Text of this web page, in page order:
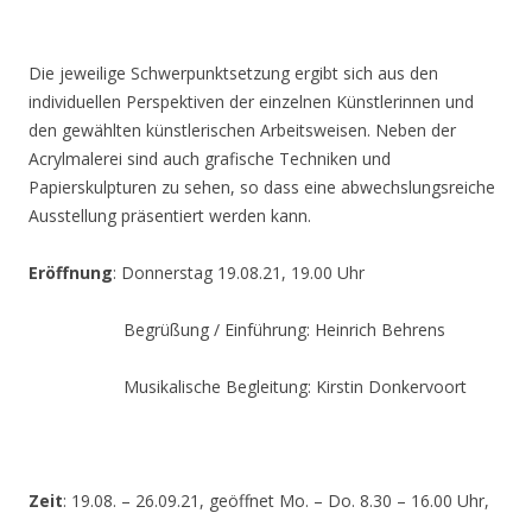
Die jeweilige Schwerpunktsetzung ergibt sich aus den
individuellen Perspektiven der einzelnen Künstlerinnen und
den gewählten künstlerischen Arbeitsweisen. Neben der
Acrylmalerei sind auch grafische Techniken und
Papierskulpturen zu sehen, so dass eine abwechslungsreiche
Ausstellung präsentiert werden kann.
Eröffnung: Donnerstag 19.08.21, 19.00 Uhr
Begrüßung / Einführung: Heinrich Behrens
Musikalische Begleitung: Kirstin Donkervoort
Zeit: 19.08. – 26.09.21, geöffnet Mo. – Do. 8.30 – 16.00 Uhr,